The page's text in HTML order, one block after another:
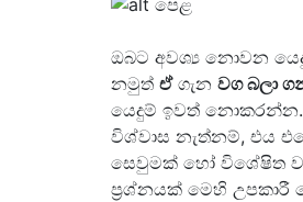
ඔබට අවශ්‍ය නොවන
නමුත් ඒගැන වග බලා
යෙදුම් ඉවත්
විශ්වාස නැත්නම්, එය
සෙවුමක් හෝ විශේෂිත
ප්‍රශ්නයක් මෙහි උපකාරී